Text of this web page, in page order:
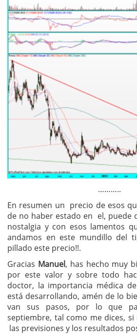
………..
En resumen un precio de esos
de no haber estado en el, puede
nostalgia y con esos lamentos
andamos en este mundillo del
pillado este precio!!.
Gracias Manuel, has hecho muy
por este valor y sobre todo
doctor, la importancia médica
está desarrollando, amén de lo
van sus pasos, por lo que
septiembre, tal como me dices,
las previsiones y los resultados